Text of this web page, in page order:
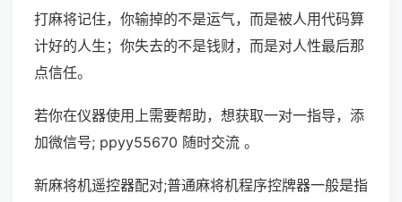
打麻将记住，你输掉的不是运气，而是被人用代码算
计好的人生；你失去的不是钱财，而是对人性最后那
点信任。
若你在仪器使用上需要帮助，想获取一对一指导，添
加微信号; ppyy55670 随时交流 。
新麻将机遥控器配对;普通麻将机程序控牌器一般是指